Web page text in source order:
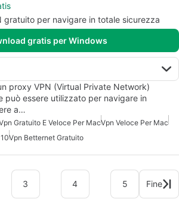
gratuito per navigare in totale sicurezza
gratis per Windows
proxy VPN (Virtual Private Network)
può essere utilizzato per navigare in
a…
Gratuito E Veloce Per MacVpn Veloce Per Mac
Vpn Betternet Gratuito
3 4 5 Fine